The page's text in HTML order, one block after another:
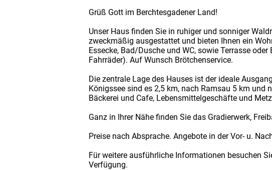
Grüß Gott im Berchtesgadener Land!
Unser Haus finden Sie in ruhiger und sonniger
zweckmäßig ausgestattet und bieten Ihnen ein
Essecke, Bad/Dusche und WC, sowie Terrasse
Fahrräder). Auf Wunsch Brötchenservice.
Die zentrale Lage des Hauses ist der ideale
Königssee sind es 2,5 km, nach Ramsau 5 km und
Bäckerei und Cafe, Lebensmittelgeschäfte und
Ganz in Ihrer Nähe finden Sie das Gradierwerk,
Preise nach Absprache. Angebote in der Vor- u.
Für weitere ausführliche Informationen besuchen
Verfügung.